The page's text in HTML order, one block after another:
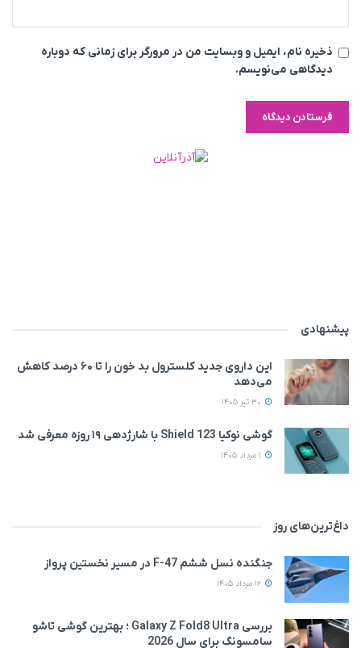
ذخیره نام، ایمیل و وبسایت من در مرورگر برای زمانی که دوباره
دیدگاهی می‌نویسم.
پیشنهادی
این داروی جدید کلسترول بد خون را تا ۶۰ درصد کاهش
می‌دهد
گوشی نوکیا 123 Shield با شارژدهی ۱۹ روزه معرفی شد
داغ‌ترین‌های روز
جنگنده نسل ششم F-47 در مسیر نخستین پرواز
بررسی Galaxy Z Fold8 Ultra ؛ بهترین گوشی تاشو
سامسونگ برای سال 2026